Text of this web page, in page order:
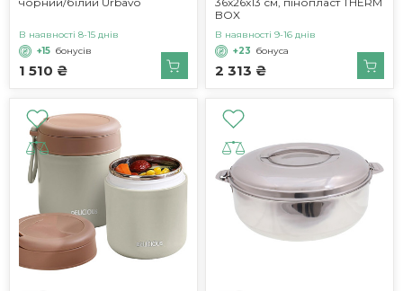
1 510 ₴
В наявності 8-15 днів
+15 бонусів
BOX
2 313 ₴
В наявності 9-16 днів
+23 бонуса